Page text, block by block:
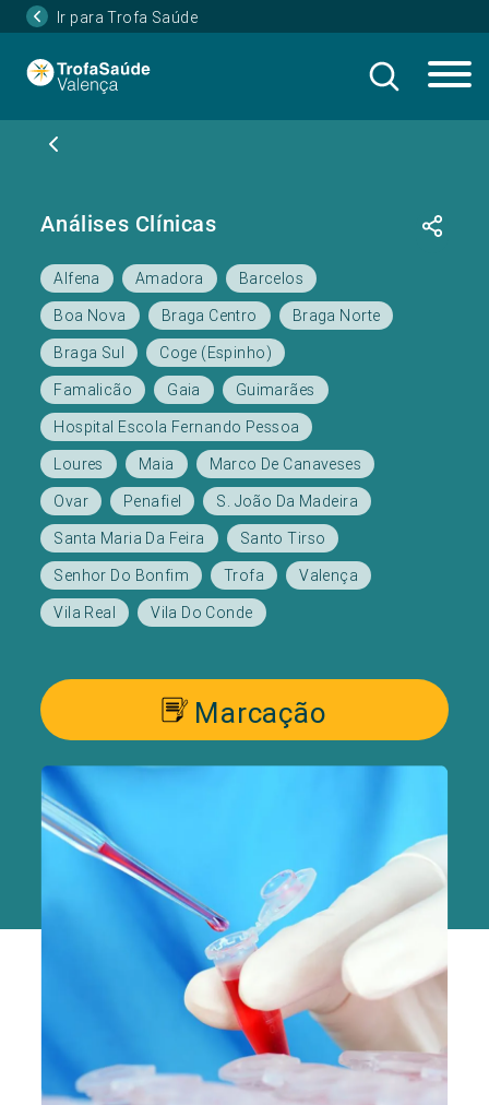
Ir para Trofa Saúde
Análises Clínicas
Alfena Amadora
Barcelos
Boa Nova
Braga Centro
Braga Norte
Braga Sul
Coge (Espinho)
Famalicão
Gaia
Guimarães
Hospital Escola Fernando Pessoa
Loures
Maia
Marco De Canaveses
Ovar
Penafiel
S. João Da Madeira
Santa Maria Da Feira
Santo Tirso
Senhor Do Bonfim
Trofa
Valença
Vila Real
Vila Do Conde
Marcação